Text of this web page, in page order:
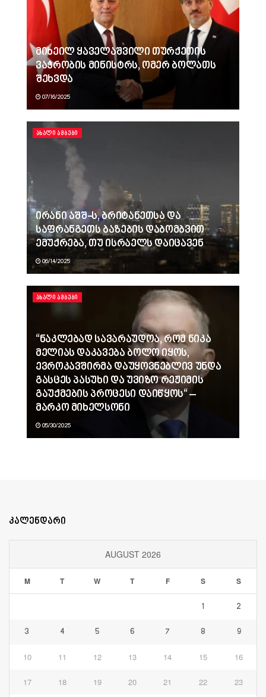
მიხეილ ყაველაშვილი თურქეთის
ვაჭრობის მინისტრს, ომერ ბოლათს
შეხვდა
07/16/2025
ᲐᲮᲐᲚᲘ ᲐᲛᲑᲔᲑᲘ
ირანი აშშ-ს, ბრიტანეთსა და
საფრანგეთს ბაზების დაბომბვით
ემუქრება, თუ ისრაელს დაიცავენ
06/14/2025
ᲐᲮᲐᲚᲘ ᲐᲛᲑᲔᲑᲘ
“ნაკლებად სავარაუდოა, რომ ნიკა
მელიას დაკავება ბოლო იყოს,
ევროკავშირმა დაუყოვნებლივ უნდა
გასცეს პასუხი და უვიზო რეჟიმის
გაუქმების პროცესი დაიწყოს“ –
მარკო მიხელსონი
05/30/2025
კალენდარი
AUGUST 2026
M T W T F S S
1 2
3 4 5 6 7 8 9
10 11 12 13 14 15 16
17 18 19 20 21 22 23